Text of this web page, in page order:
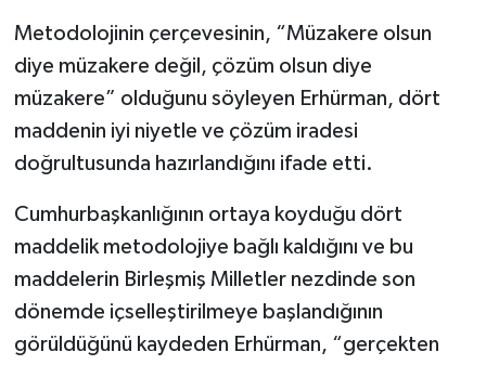
Metodolojinin çerçevesinin, “Müzakere olsun
diye müzakere değil, çözüm olsun diye
müzakere” olduğunu söyleyen Erhürman, dört
maddenin iyi niyetle ve çözüm iradesi
doğrultusunda hazırlandığını ifade etti.
Cumhurbaşkanlığının ortaya koyduğu dört
maddelik metodolojiye bağlı kaldığını ve bu
maddelerin Birleşmiş Milletler nezdinde son
dönemde içselleştirilmeye başlandığının
görüldüğünü kaydeden Erhürman, “gerçekten